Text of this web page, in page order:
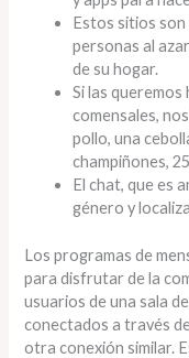
Estos sitios
personas al
de su hogar.
Si las
comensales,
pollo, una
champiñones,
El chat, que es
género y
Los programas de
para disfrutar de la
usuarios de una sala
conectados a través
otra conexión similar.